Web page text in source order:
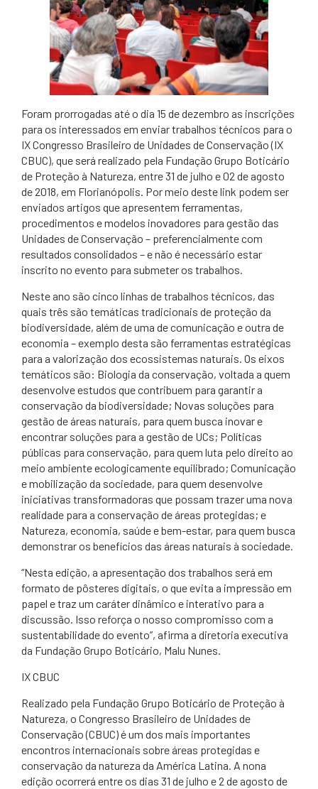
​Foram prorrogadas até o dia 15 de dezembro as inscrições
para os interessados em enviar trabalhos técnicos para o
IX Congresso Brasileiro de Unidades de Conservação (IX
CBUC), que será realizado pela Fundação Grupo Boticário
de Proteção à Natureza, entre 31 de julho e 02 de agosto
de 2018, em Florianópolis. Por meio deste link podem ser
enviados artigos que apresentem ferramentas,
procedimentos e modelos inovadores para gestão das
Unidades de Conservação – preferencialmente com
resultados consolidados – e não é necessário estar
inscrito no evento para submeter os trabalhos.
Neste ano são cinco linhas de trabalhos técnicos, das
quais três são temáticas tradicionais de proteção da
biodiversidade, além de uma de comunicação e outra de
economia – exemplo desta são ferramentas estratégicas
para a valorização dos ecossistemas naturais. Os eixos
temáticos são: Biologia da conservação, voltada a quem
desenvolve estudos que contribuem para garantir a
conservação da biodiversidade; Novas soluções para
gestão de áreas naturais, para quem busca inovar e
encontrar soluções para a gestão de UCs; Políticas
públicas para conservação, para quem luta pelo direito ao
meio ambiente ecologicamente equilibrado; Comunicação
e mobilização da sociedade, para quem desenvolve
iniciativas transformadoras que possam trazer uma nova
realidade para a conservação de áreas protegidas; e
Natureza, economia, saúde e bem-estar, para quem busca
demonstrar os benefícios das áreas naturais à sociedade.
“Nesta edição, a apresentação dos trabalhos será em
formato de pôsteres digitais, o que evita a impressão em
papel e traz um caráter dinâmico e interativo para a
discussão. Isso reforça o nosso compromisso com a
sustentabilidade do evento”, afirma a diretoria executiva
da Fundação Grupo Boticário, Malu Nunes.
IX CBUC
Realizado pela Fundação Grupo Boticário de Proteção à
Natureza, o Congresso Brasileiro de Unidades de
Conservação (CBUC) é um dos mais importantes
encontros internacionais sobre áreas protegidas e
conservação da natureza da América Latina. A nona
edição ocorrerá entre os dias 31 de julho e 2 de agosto de